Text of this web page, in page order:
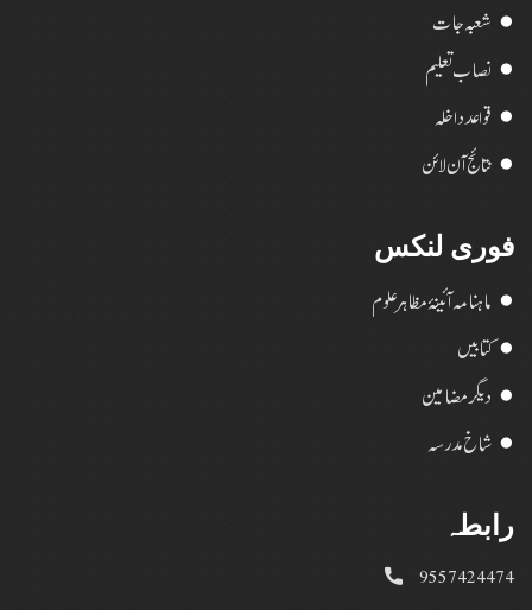
شعبہ جات
نصاب تعلیم
قواعد داخلہ
نتائج آن لائن
فوری لنکس
ماہنامہ آئینۂ مظاہر علوم
کتابیں
دیگر مضامین
شاخ مدرسہ
رابطہ
9557424474